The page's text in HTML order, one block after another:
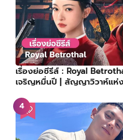
เรื่องย่อซีรีส์ : Royal
เจริญหมื่นปี | สัญญาวิวาห์แห่